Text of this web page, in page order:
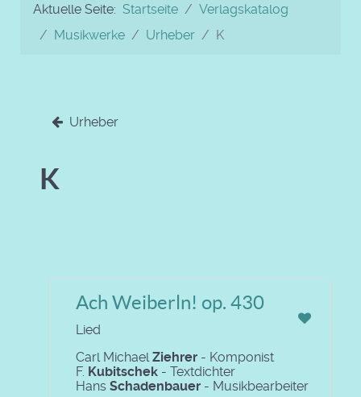
Aktuelle Seite: Startseite
Verlagskatalog
Musikwerke
Urheber K
Urheber
K
Ach Weiberln! op. 430
Lied
Carl MichaelZiehrer - Komponist
F. Kubitschek - Textdichter
Hans Schadenbauer - Musikbearbeiter